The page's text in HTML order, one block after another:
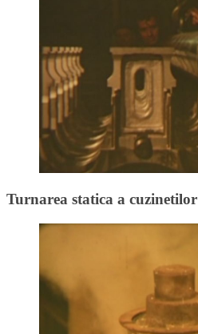
Turnarea statica a cuzinetilor